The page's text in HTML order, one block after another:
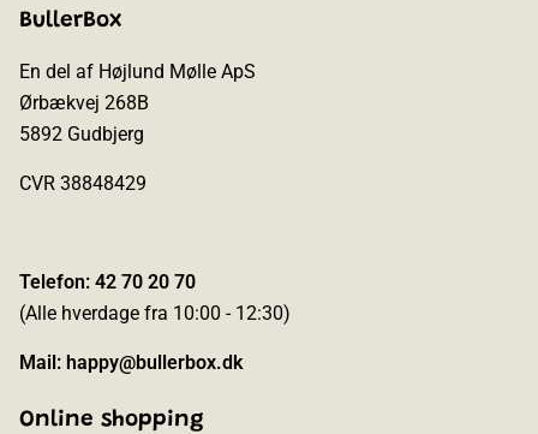
BullerBox
En del af Højlund Mølle ApS
Ørbækvej 268B
5892 Gudbjerg
CVR 38848429
Telefon: 42 70 20 70
(Alle hverdage fra 10:00 - 12:30)
Mail:happy@bullerbox.dk
Online shopping